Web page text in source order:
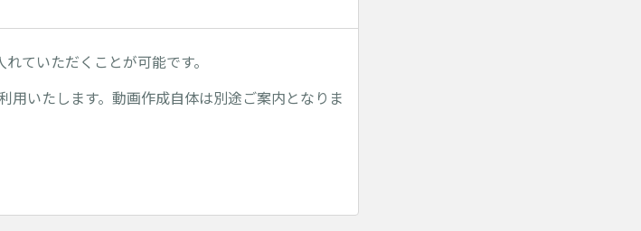
ていただくことが可能です。
用いたします。動画作成自体は別途ご案内となりま